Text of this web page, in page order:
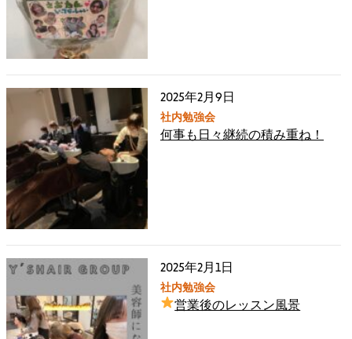
2025年2月9日
社内勉強会
何事も日々継続の積み重ね！
2025年2月1日
社内勉強会
営業後のレッスン風景